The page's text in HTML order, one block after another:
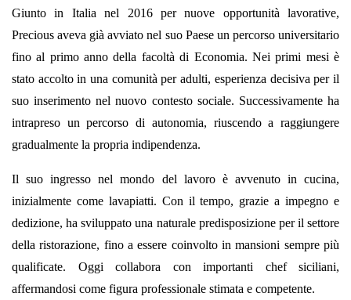
Giunto in Italia nel 2016 per nuove opportunità lavorative,
Precious aveva già avviato nel suo Paese un percorso universitario
fino al primo anno della facoltà di Economia. Nei primi mesi è
stato accolto in una comunità per adulti, esperienza decisiva per il
suo inserimento nel nuovo contesto sociale. Successivamente ha
intrapreso un percorso di autonomia, riuscendo a raggiungere
gradualmente la propria indipendenza.
Il suo ingresso nel mondo del lavoro è avvenuto in cucina,
inizialmente come lavapiatti. Con il tempo, grazie a impegno e
dedizione, ha sviluppato una naturale predisposizione per il settore
della ristorazione, fino a essere coinvolto in mansioni sempre più
qualificate. Oggi collabora con importanti chef siciliani,
affermandosi come figura professionale stimata e competente.